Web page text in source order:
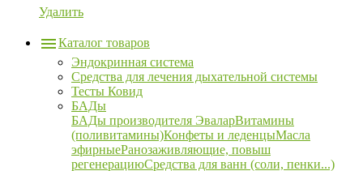
Удалить
Каталог товаров
Эндокринная система
Средства для лечения дыхательной системы
Тесты Ковид
БАДы
БАДы производителя ЭваларВитамины
(поливитамины)Конфеты и леденцыМасла
эфирныеРанозаживляющие, повыш
регенерациюСредства для ванн (соли, пенки...)